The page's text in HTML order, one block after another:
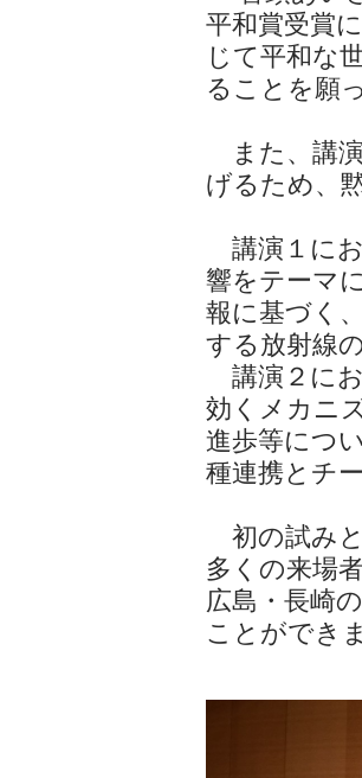
平和賞受賞
じて平和な
ることを願
また、講
げるため、
講演１にお
響をテーマ
報に基づく
する放射線
講演２に
効くメカニ
進歩等につ
種連携とチ
初の試み
多くの来場
広島・長崎
ことができ